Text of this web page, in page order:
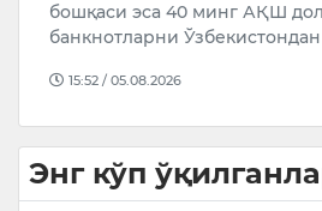
бошқаси эса 40 минг АҚШ
банкнотларни
15:52 / 05.08.2026
Энг кўп